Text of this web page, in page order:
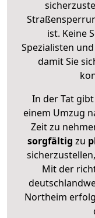
ist. Keine
Spezialisten
damit Sie
In der Tat
einem Umzug
Zeit zu
sorgfältig zu
Mit der
Northeim